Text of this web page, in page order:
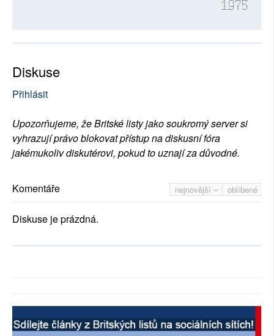
1975
Diskuse
Přihlásit
Upozorňujeme, že Britské listy jako soukromý server si
vyhrazují právo blokovat přístup na diskusní fóra
jakémukoliv diskutérovi, pokud to uznají za důvodné.
nejnovější oblíbené
Komentáře
Diskuse je prázdná.